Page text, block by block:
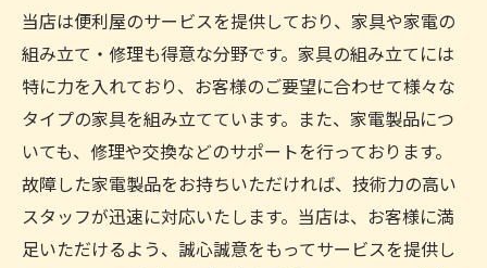
当店は便利屋のサービスを提供しており、家具や家電の
組み立て・修理も得意な分野です。家具の組み立てには
特に力を入れており、お客様のご要望に合わせて様々な
タイプの家具を組み立てています。また、家電製品につ
いても、修理や交換などのサポートを行っております。
故障した家電製品をお持ちいただければ、技術力の高い
スタッフが迅速に対応いたします。当店は、お客様に満
足いただけるよう、誠心誠意をもってサービスを提供し